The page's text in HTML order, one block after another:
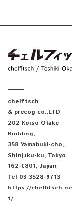
chelfitsch
& precog co.,LTD
202 Koiso Otake
Building,
358 Yamabuki-cho,
Shinjuku-ku, Tokyo
162-0801, Japan
Tel 03-3528-9713
https://chelfitsch.ne
t/